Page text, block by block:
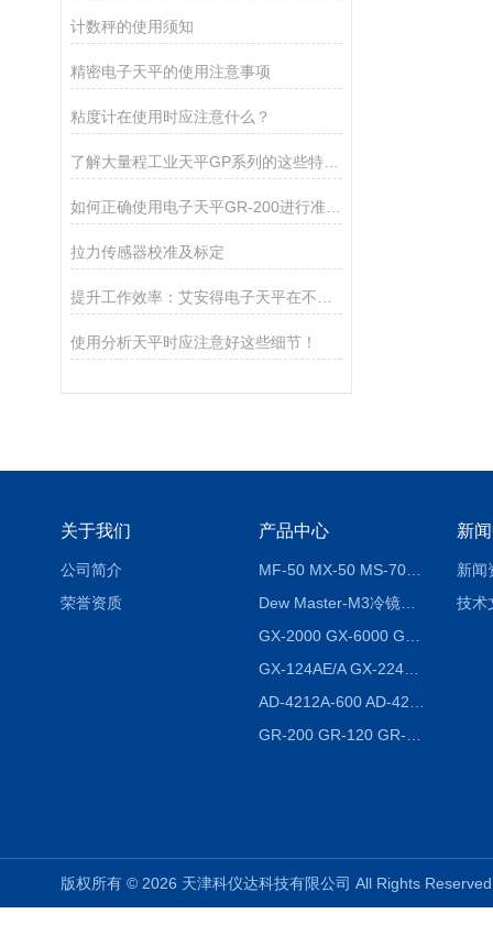
计数秤的使用须知
精密电子天平的使用注意事项
粘度计在使用时应注意什么？
了解大量程工业天平GP系列的这些特点很有必要
如何正确使用电子天平GR-200进行准确测量？
拉力传感器校准及标定
使用分析天平时应注意好这些细节！
关于我们
公司简介
荣誉资质
产品中心
MF-50 MX-50 MS-70卤素水分测定仪 红外线水分仪
Dew Master-M3冷镜式露点仪
GX-124AE/A GX-224AE/A分析天平
新
新闻
技术
版权所有 © 2026 天津科仪达科技有限公司 All Rights